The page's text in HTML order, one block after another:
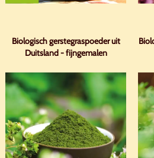
Biologisch gerstegraspoeder uit
Duitsland - fijngemalen